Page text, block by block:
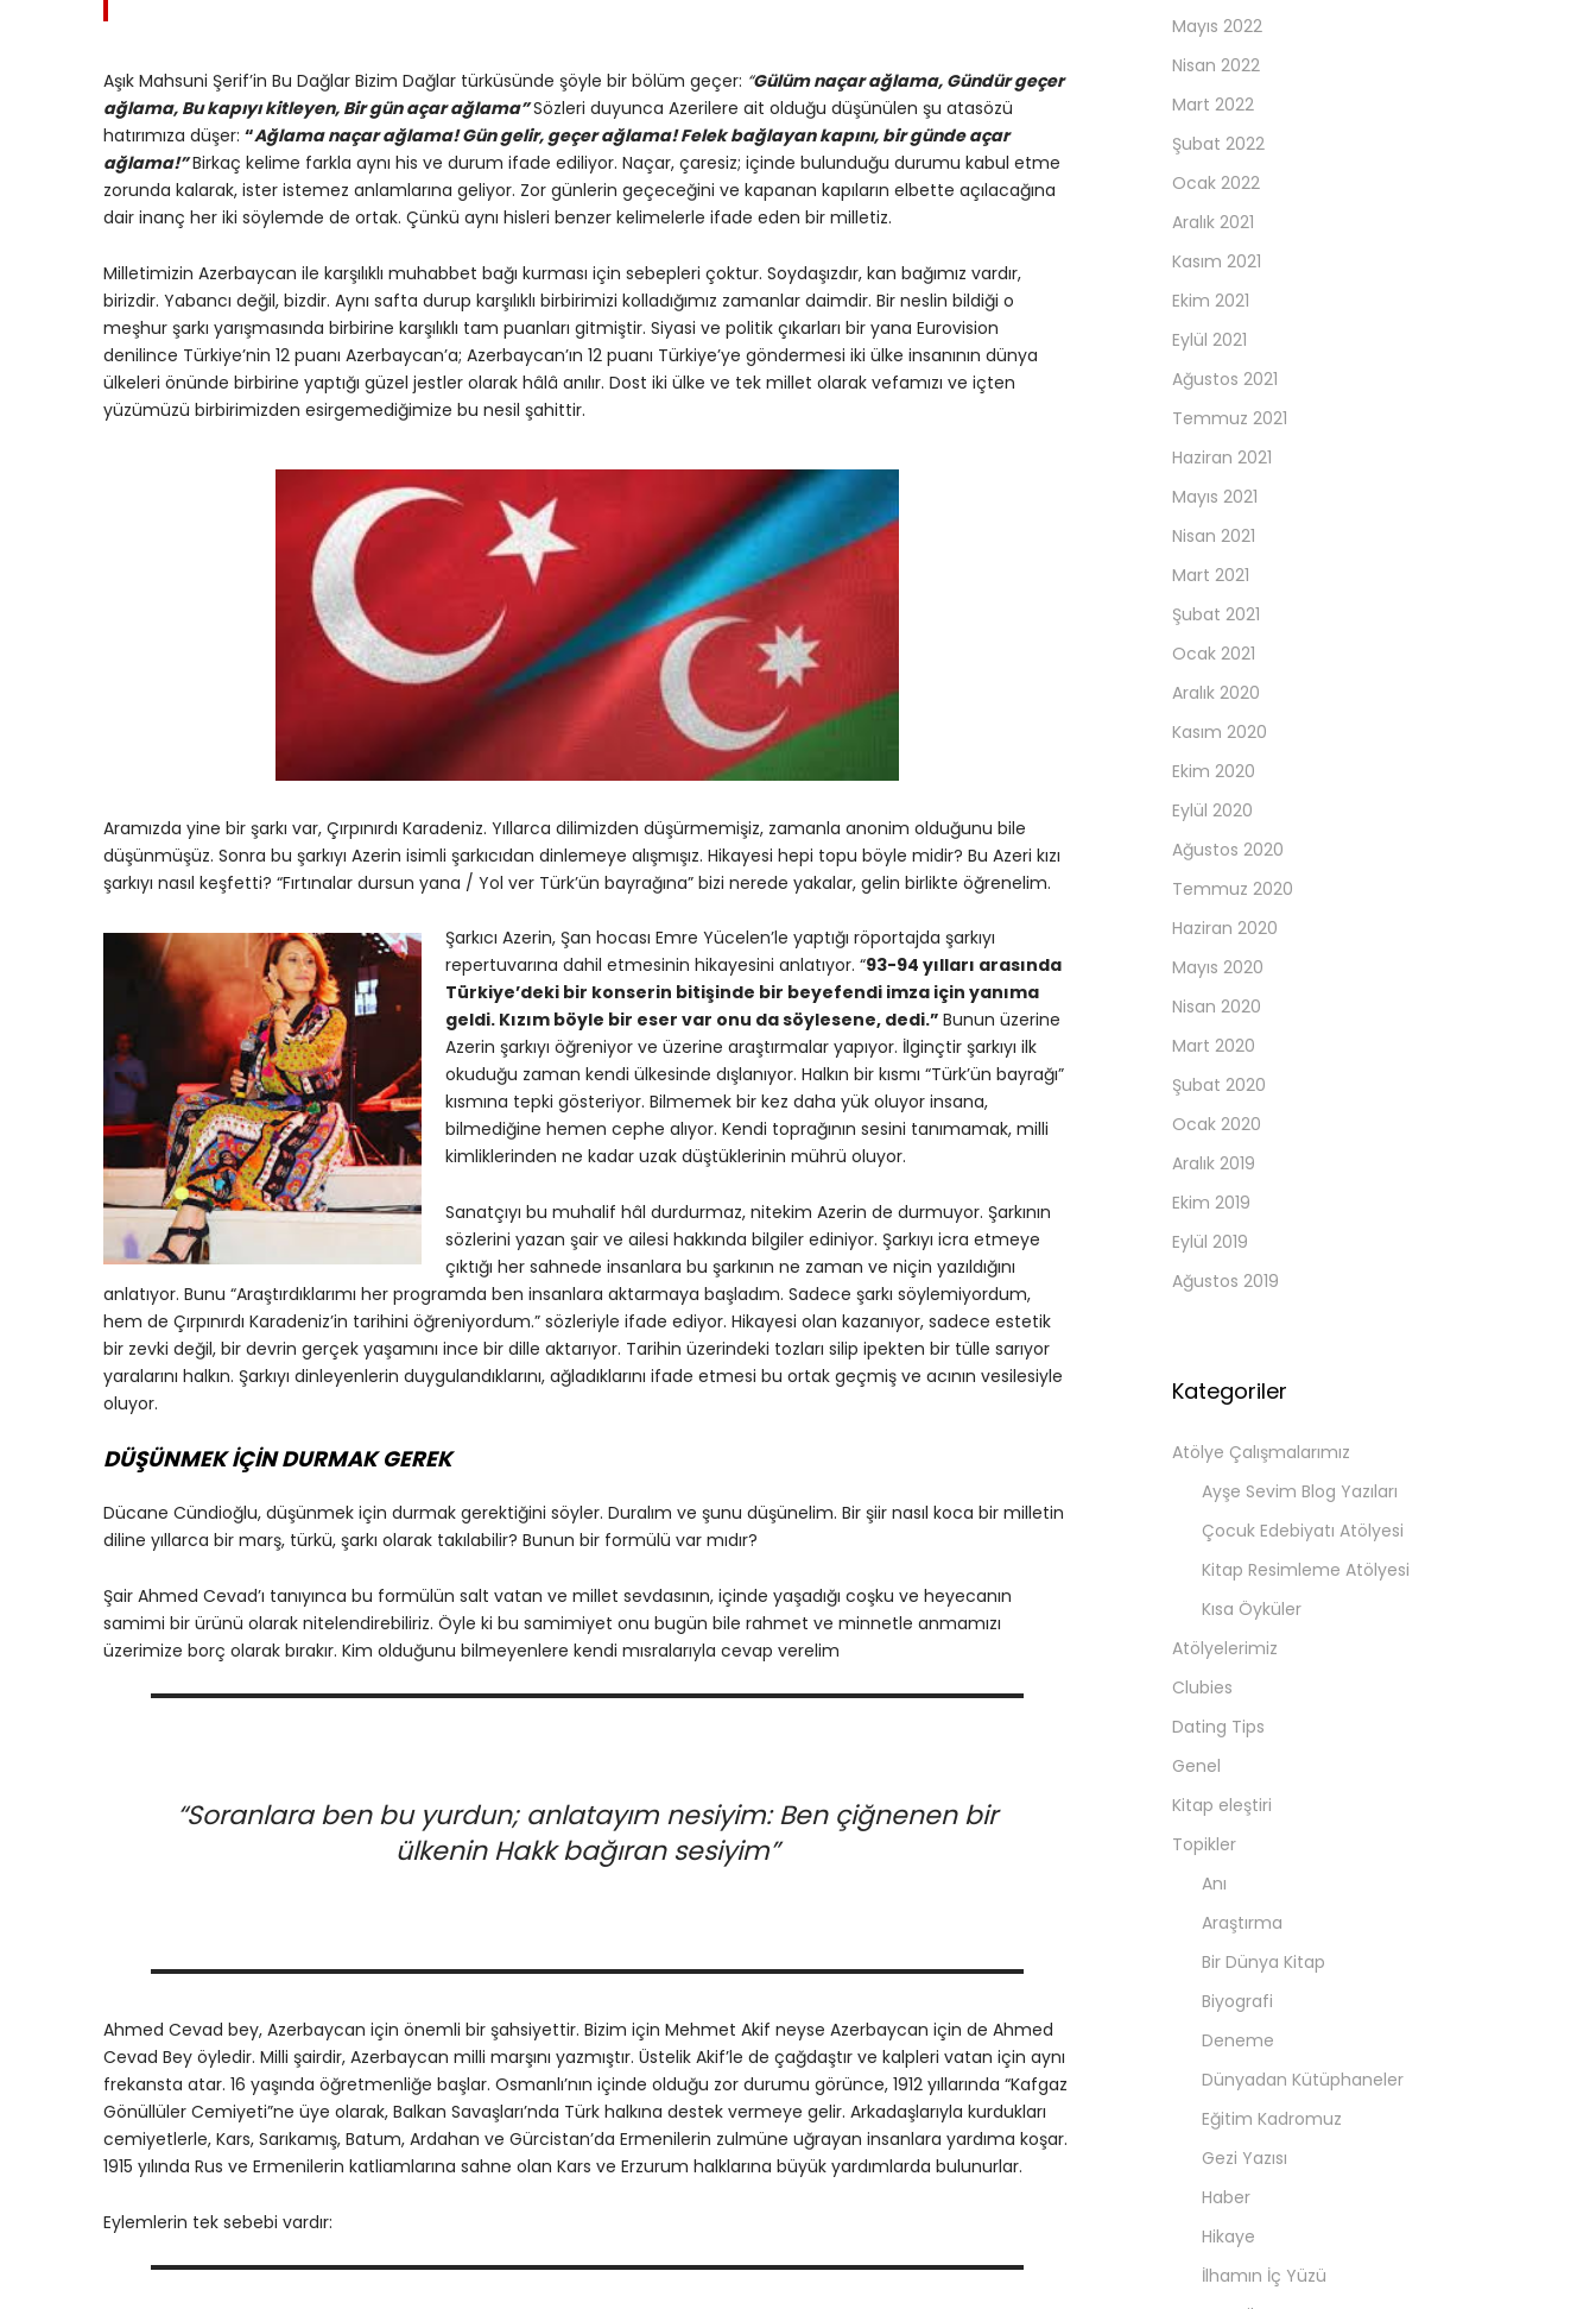
Aşık Mahsuni Şerif’in Bu Dağlar Bizim Dağlar türküsünde şöyle bir bölüm geçer: “Gülüm naçar ağlama, Gündür geçer
ağlama, Bu kapıyı kitleyen, Bir gün açar ağlama”Sözleri duyunca Azerilere ait olduğu düşünülen şu atasözü
hatırımıza düşer: “Ağlama naçar ağlama! Gün gelir, geçer ağlama! Felek bağlayan kapını, bir günde açar
ağlama!”Birkaç kelime farkla aynı his ve durum ifade ediliyor. Naçar, çaresiz; içinde bulunduğu durumu kabul etme
zorunda kalarak, ister istemez anlamlarına geliyor. Zor günlerin geçeceğini ve kapanan kapıların elbette açılacağına
dair inanç her iki söylemde de ortak. Çünkü aynı hisleri benzer kelimelerle ifade eden bir milletiz.
Milletimizin Azerbaycan ile karşılıklı muhabbet bağı kurması için sebepleri çoktur. Soydaşızdır, kan bağımız vardır,
birizdir. Yabancı değil, bizdir. Aynı safta durup karşılıklı birbirimizi kolladığımız zamanlar daimdir. Bir neslin bildiği o
meşhur şarkı yarışmasında birbirine karşılıklı tam puanları gitmiştir. Siyasi ve politik çıkarları bir yana Eurovision
denilince Türkiye’nin 12 puanı Azerbaycan’a; Azerbaycan’ın 12 puanı Türkiye’ye göndermesi iki ülke insanının dünya
ülkeleri önünde birbirine yaptığı güzel jestler olarak hâlâ anılır. Dost iki ülke ve tek millet olarak vefamızı ve içten
yüzümüzü birbirimizden esirgemediğimize bu nesil şahittir.
Aramızda yine bir şarkı var, Çırpınırdı Karadeniz. Yıllarca dilimizden düşürmemişiz, zamanla anonim olduğunu bile
düşünmüşüz. Sonra bu şarkıyı Azerin isimli şarkıcıdan dinlemeye alışmışız. Hikayesi hepi topu böyle midir? Bu Azeri kızı
şarkıyı nasıl keşfetti? “Fırtınalar dursun yana / Yol ver Türk’ün bayrağına” bizi nerede yakalar, gelin birlikte öğrenelim.
Şarkıcı Azerin, Şan hocası Emre Yücelen’le yaptığı röportajda şarkıyı
repertuvarına dahil etmesinin hikayesini anlatıyor. “93-94 yılları arasında
Türkiye’deki bir konserin bitişinde bir beyefendi imza için yanıma
geldi. Kızım böyle bir eser var onu da söylesene, dedi.” Bunun üzerine
Azerin şarkıyı öğreniyor ve üzerine araştırmalar yapıyor. İlginçtir şarkıyı ilk
okuduğu zaman kendi ülkesinde dışlanıyor. Halkın bir kısmı “Türk’ün bayrağı”
kısmına tepki gösteriyor. Bilmemek bir kez daha yük oluyor insana,
bilmediğine hemen cephe alıyor. Kendi toprağının sesini tanımamak, milli
kimliklerinden ne kadar uzak düştüklerinin mührü oluyor.
Sanatçıyı bu muhalif hâl durdurmaz, nitekim Azerin de durmuyor. Şarkının
sözlerini yazan şair ve ailesi hakkında bilgiler ediniyor. Şarkıyı icra etmeye
çıktığı her sahnede insanlara bu şarkının ne zaman ve niçin yazıldığını
anlatıyor. Bunu “Araştırdıklarımı her programda ben insanlara aktarmaya başladım. Sadece şarkı söylemiyordum,
hem de Çırpınırdı Karadeniz’in tarihini öğreniyordum.” sözleriyle ifade ediyor. Hikayesi olan kazanıyor, sadece estetik
bir zevki değil, bir devrin gerçek yaşamını ince bir dille aktarıyor. Tarihin üzerindeki tozları silip ipekten bir tülle sarıyor
yaralarını halkın. Şarkıyı dinleyenlerin duygulandıklarını, ağladıklarını ifade etmesi bu ortak geçmiş ve acının vesilesiyle
oluyor.
DÜŞÜNMEK İÇİN DURMAK GEREK
Dücane Cündioğlu, düşünmek için durmak gerektiğini söyler. Duralım ve şunu düşünelim. Bir şiir nasıl koca bir milletin
diline yıllarca bir marş, türkü, şarkı olarak takılabilir? Bunun bir formülü var mıdır?
Şair Ahmed Cevad’ı tanıyınca bu formülün salt vatan ve millet sevdasının, içinde yaşadığı coşku ve heyecanın
samimi bir ürünü olarak nitelendirebiliriz. Öyle ki bu samimiyet onu bugün bile rahmet ve minnetle anmamızı
üzerimize borç olarak bırakır. Kim olduğunu bilmeyenlere kendi mısralarıyla cevap verelim
“Soranlara ben bu yurdun; anlatayım nesiyim: Ben çiğnenen bir
ülkenin Hakk bağıran sesiyim”
Ahmed Cevad bey, Azerbaycan için önemli bir şahsiyettir. Bizim için Mehmet Akif neyse Azerbaycan için de Ahmed
Cevad Bey öyledir. Milli şairdir, Azerbaycan milli marşını yazmıştır. Üstelik Akif’le de çağdaştır ve kalpleri vatan için aynı
frekansta atar. 16 yaşında öğretmenliğe başlar. Osmanlı’nın içinde olduğu zor durumu görünce, 1912 yıllarında “Kafgaz
Gönüllüler Cemiyeti”ne üye olarak, Balkan Savaşları’nda Türk halkına destek vermeye gelir. Arkadaşlarıyla kurdukları
cemiyetlerle, Kars, Sarıkamış, Batum, Ardahan ve Gürcistan’da Ermenilerin zulmüne uğrayan insanlara yardıma koşar.
1915 yılında Rus ve Ermenilerin katliamlarına sahne olan Kars ve Erzurum halklarına büyük yardımlarda bulunurlar.
Eylemlerin tek sebebi vardır:
Mayıs 2022
Nisan 2022
Mart 2022
Şubat 2022
Ocak 2022
Aralık 2021
Kasım 2021
Ekim 2021
Eylül 2021
Ağustos 2021
Temmuz 2021
Haziran 2021
Mayıs 2021
Nisan 2021
Mart 2021
Şubat 2021
Ocak 2021
Aralık 2020
Kasım 2020
Ekim 2020
Eylül 2020
Ağustos 2020
Temmuz 2020
Haziran 2020
Mayıs 2020
Nisan 2020
Mart 2020
Şubat 2020
Ocak 2020
Aralık 2019
Ekim 2019
Eylül 2019
Ağustos 2019
Kategoriler
Atölye Çalışmalarımız
Ayşe Sevim Blog Yazıları
Çocuk Edebiyatı Atölyesi
Kitap Resimleme Atölyesi
Kısa Öyküler
Atölyelerimiz
Clubies
Dating Tips
Genel
Kitap eleştiri
Topikler
Anı
Araştırma
Bir Dünya Kitap
Biyografi
Deneme
Dünyadan Kütüphaneler
Eğitim Kadromuz
Gezi Yazısı
Haber
Hikaye
İlhamın İç Yüzü